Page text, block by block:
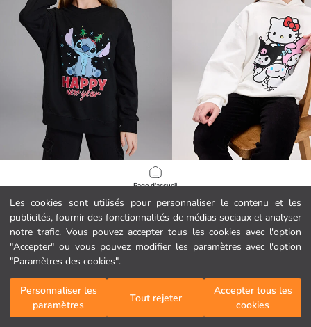
Les cookies sont utilisés pour personnaliser le contenu et les
publicités, fournir des fonctionnalités de médias sociaux et analyser
notre trafic. Vous pouvez accepter tous les cookies avec l'option
"Accepter" ou vous pouvez modifier les paramètres avec l'option
"Paramètres des cookies".
Personnaliser les
paramètres
Tout rejeter
Accepter tous les
cookies
Page d'accueil
Catégories
Mon panier
Sweat-shirt Épais Imprimé Stitch Thème de Noël pour Filles
14.99 EUR
12.99 EUR
97